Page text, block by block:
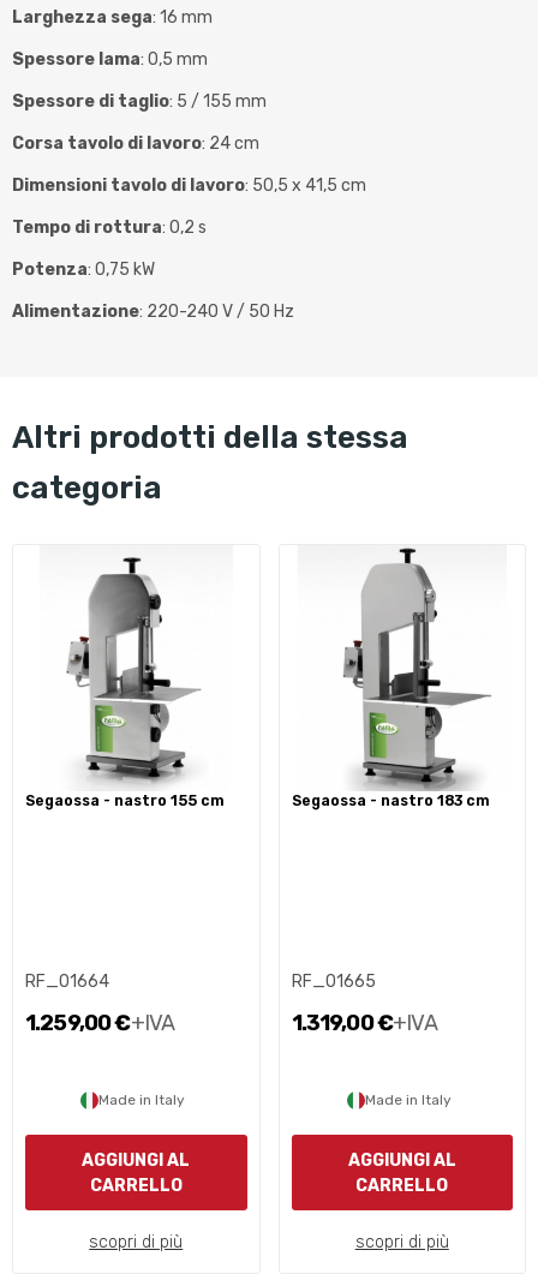
Larghezza sega: 16 mm
Spessore lama: 0,5 mm
Spessore di taglio: 5 / 155 mm
Corsa tavolo di lavoro: 24 cm
Dimensioni tavolo di lavoro: 50,5 x 41,5 cm
Tempo di rottura: 0,2 s
Potenza: 0,75 kW
Alimentazione: 220-240 V / 50 Hz
altri prodotti della stessa
categoria
segaossa - nastro 155 cm
RF_01664
1.259,00 €+IVA
Made in Italy
AGGIUNGI AL
CARRELLO
scopri di più
segaossa - nastro 183 cm
RF_01665
1.319,00 €+IVA
Made in Italy
AGGIUNGI AL
CARRELLO
scopri di più